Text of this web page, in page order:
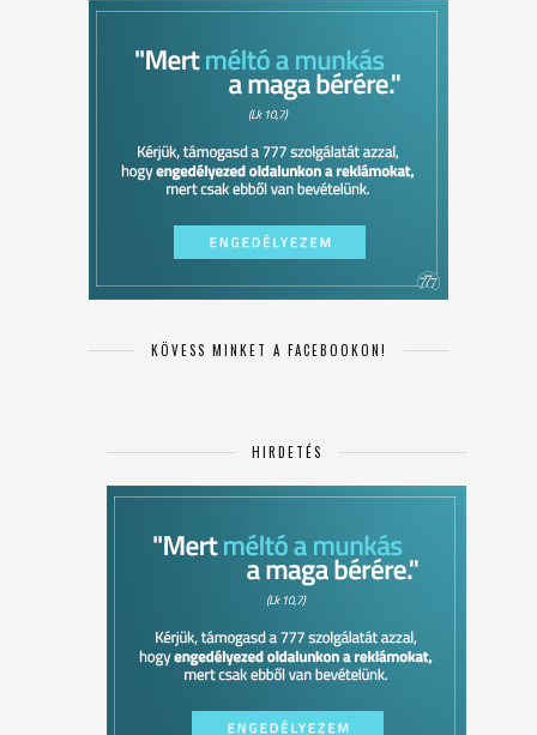
KÖVESS MINKET A FACEBOOKON!
HIRDETÉS